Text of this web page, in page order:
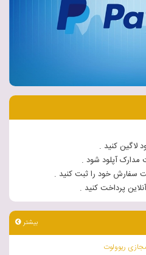
لاگین کنید .
آپلود شود .
سفارش خود را ثبت کنید .
پرداخت کنید .
بیشتر
ریوولوت